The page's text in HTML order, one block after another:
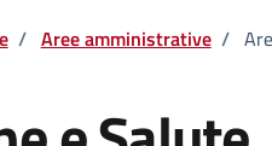
/ Aree amministrative /